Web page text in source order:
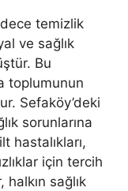
temizlik
ve sağlık
Bu
toplumunun
Sefaköy’deki
sorunlarına
hastalıkları,
için tercih
sağlık